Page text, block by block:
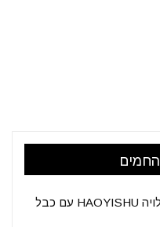
תאורה סולארית תלויה HAOYISHU עם כבל